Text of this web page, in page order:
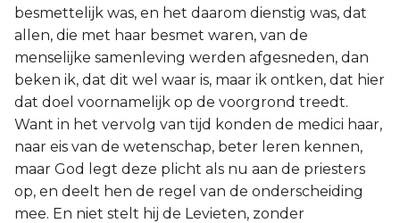
besmettelijk was, en het daarom dienstig was, dat
allen, die met haar besmet waren, van de
menselijke samenleving werden afgesneden, dan
beken ik, dat dit wel waar is, maar ik ontken, dat hier
dat doel voornamelijk op de voorgrond treedt.
Want in het vervolg van tijd konden de medici haar,
naar eis van de wetenschap, beter leren kennen,
maar God legt deze plicht als nu aan de priesters
op, en deelt hen de regel van de onderscheiding
mee. En niet stelt hij de Levieten, zonder